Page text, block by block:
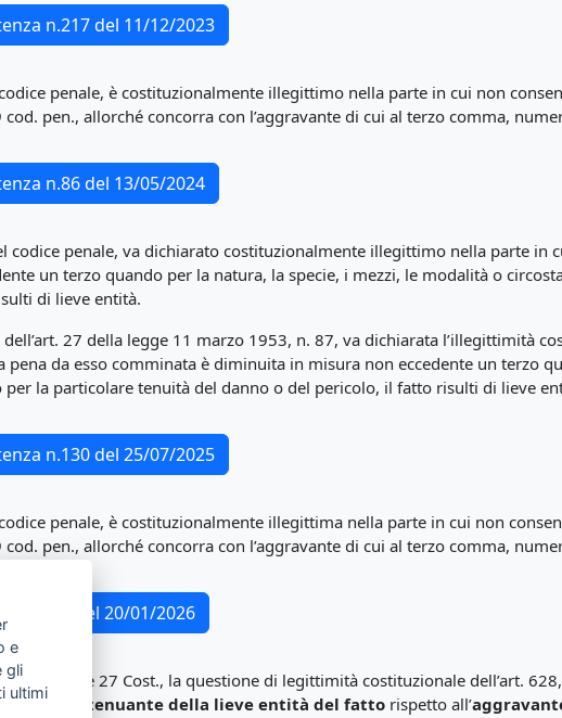
n.217 del 11/12/2023
penale, è costituzionalmente illegittimo nella parte in cui non
pen., allorché concorra con l’aggravante di cui al terzo comma,
n.86 del 13/05/2024
codice penale, va dichiarato costituzionalmente illegittimo nella parte in
un terzo quando per la natura, la specie, i mezzi, le modalità o
di lieve entità.
27 della legge 11 marzo 1953, n. 87, va dichiarata l’illegittimità
pena da esso comminata è diminuita in misura non eccedente un terzo
per la particolare tenuità del danno o del pericolo, il fatto risulti di lieve
n.130 del 25/07/2025
penale, è costituzionalmente illegittima nella parte in cui non
pen., allorché concorra con l’aggravante di cui al terzo comma,
n.3 del 20/01/2026
artt. 3 e 27 Cost., la questione di legittimità costituzionale dell’art.
l’attenuante della lieve entità del fatto rispetto all’
e
gli
ultimi